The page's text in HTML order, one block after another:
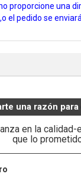
proporcione una
el pedido se
una razón
en la
que lo